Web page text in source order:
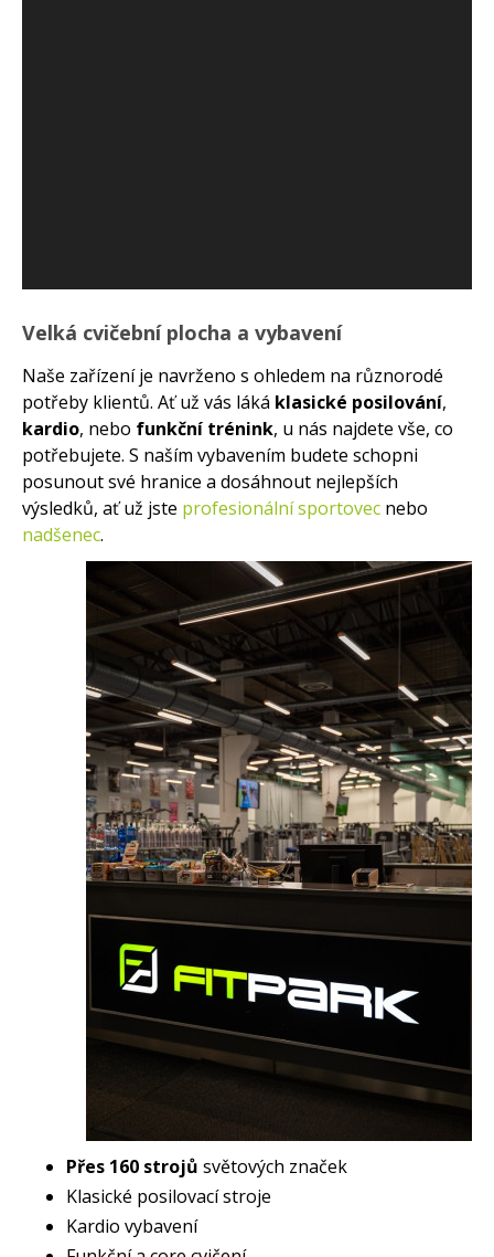
Velká cvičební plocha a vybavení
Naše zařízení je navrženo s ohledem na různorodé
potřeby klientů. Ať už vás láká klasické posilování,
kardio, nebo funkční trénink, u nás najdete vše, co
potřebujete. S naším vybavením budete schopni
posunout své hranice a dosáhnout nejlepších
výsledků, ať už jste profesionální sportovec nebo
nadšenec.
Přes 160 strojů světových značek
Klasické posilovací stroje
Kardio vybavení